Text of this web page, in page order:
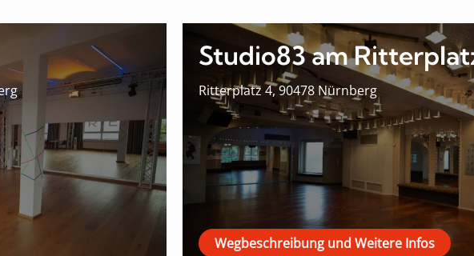
Studio83 am
Ritterplatz 4, 90478 Nürnberg
Wegbeschreibung und Weitere Infos